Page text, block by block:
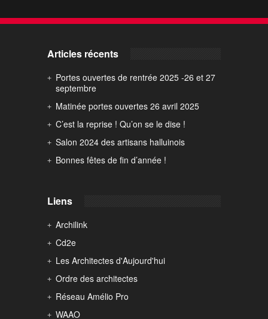
Articles récents
Portes ouvertes de rentrée 2025 -26 et 27
septembre
Matinée portes ouvertes 26 avril 2025
C’est la reprise ! Qu’on se le dise !
Salon 2024 des artisans halluinois
Bonnes fêtes de fin d’année !
Liens
Archilink
Cd2e
Les Architectes d'Aujourd'hui
Ordre des architectes
Réseau Amélio Pro
WAAO